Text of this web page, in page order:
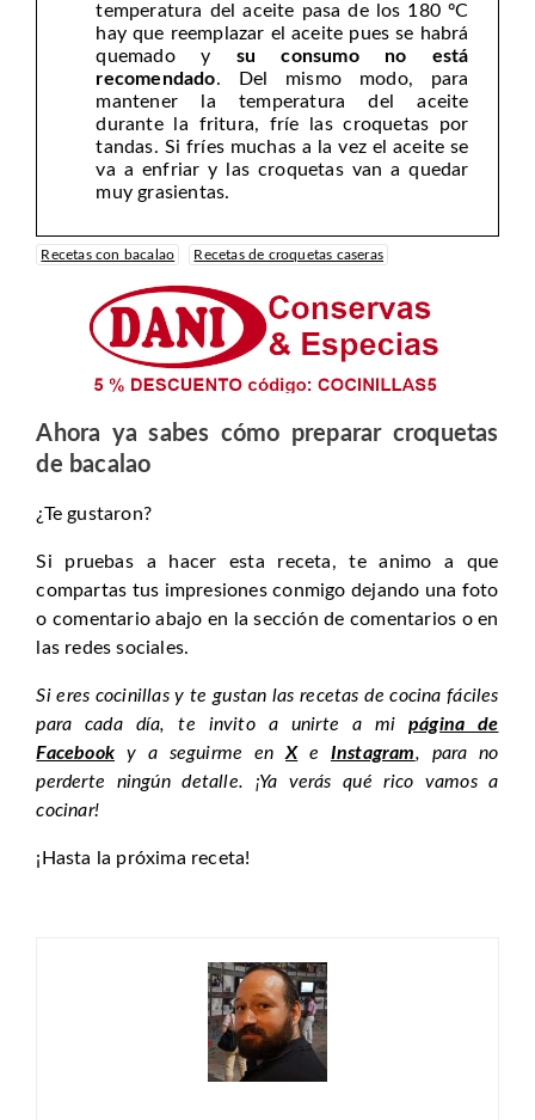
temperatura del aceite pasa de los 180 ºC
hay que reemplazar el aceite pues se habrá
quemado y su consumo no está
recomendado. Del mismo modo, para
mantener la temperatura del aceite
durante la fritura, fríe las croquetas por
tandas. Si fríes muchas a la vez el aceite se
va a enfriar y las croquetas van a quedar
muy grasientas.
Recetas con bacalao Recetas de croquetas caseras
Ahora ya sabes cómo preparar croquetas
de bacalao
¿Te gustaron?
Si pruebas a hacer esta receta, te animo a que
compartas tus impresiones conmigo dejando una foto
o comentario abajo en la sección de comentarios o en
las redes sociales.
Si eres cocinillas y te gustan las recetas de cocina fáciles
para cada día, te invito a unirte a mipágina de
Facebook y a seguirme enXe Instagram, para no
perderte ningún detalle. ¡Ya verás qué rico vamos a
cocinar!
¡Hasta la próxima receta!